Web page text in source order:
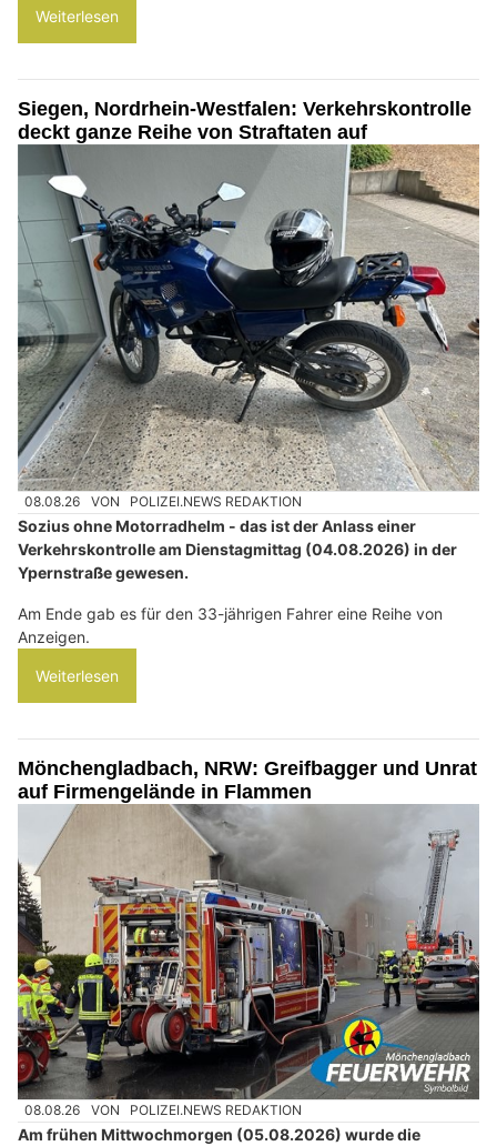
Weiterlesen
Siegen, Nordrhein-Westfalen: Verkehrskontrolle
deckt ganze Reihe von Straftaten auf
08.08.26 VON POLIZEI.NEWS REDAKTION
Sozius ohne Motorradhelm - das ist der Anlass einer
Verkehrskontrolle am Dienstagmittag (04.08.2026) in der
Ypernstraße gewesen.
Am Ende gab es für den 33-jährigen Fahrer eine Reihe von
Anzeigen.
Weiterlesen
Mönchengladbach, NRW: Greifbagger und Unrat
auf Firmengelände in Flammen
08.08.26 VON POLIZEI.NEWS REDAKTION
Am frühen Mittwochmorgen (05.08.2026) wurde die